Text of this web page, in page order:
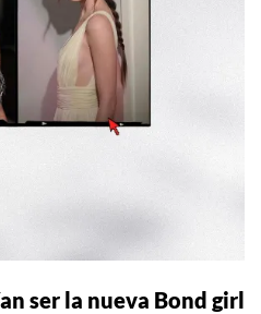
ser la nueva Bond girl